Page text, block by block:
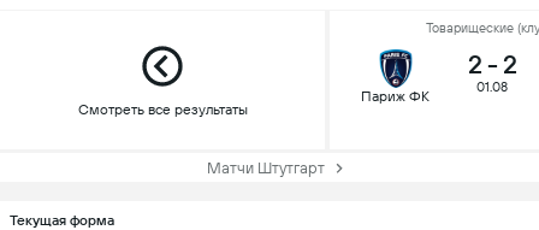
Смотреть все результаты
Товарищеские
Париж ФК
2 - 2
01.08
Матчи Штутгарт
Текущая форма